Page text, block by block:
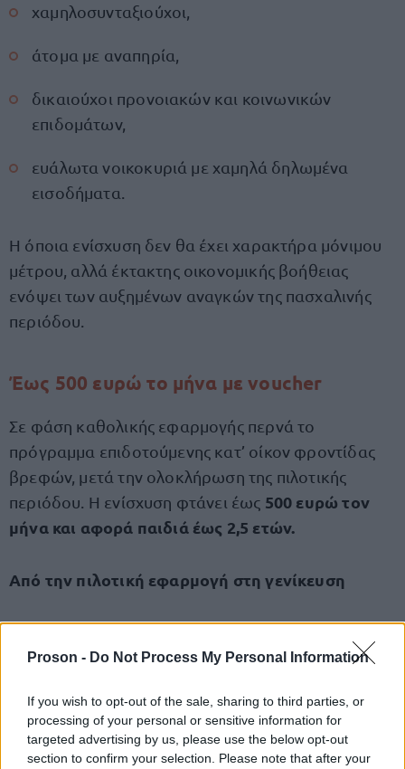
Proson - Do Not Process My Personal Information
If you wish to opt-out of the sale, sharing to third parties, or
processing of your personal or sensitive information for
targeted advertising by us, please use the below opt-out
section to confirm your selection. Please note that after your
χαμηλοσυνταξιούχοι,
άτομα με αναπηρία,
δικαιούχοι προνοιακών και κοινωνικών
επιδομάτων,
ευάλωτα νοικοκυριά με χαμηλά δηλωμένα
εισοδήματα.
Η όποια ενίσχυση δεν θα έχει χαρακτήρα μόνιμου
μέτρου, αλλά έκτακτης οικονομικής βοήθειας
ενόψει των αυξημένων αναγκών της πασχαλινής
περιόδου.
Έως 500 ευρώ το μήνα με voucher
Σε φάση καθολικής εφαρμογής περνά το
πρόγραμμα επιδοτούμενης κατ’ οίκον φροντίδας
βρεφών, μετά την ολοκλήρωση της πιλοτικής
περιόδου. Η ενίσχυση φτάνει έως 500 ευρώ τον
μήνα και αφορά παιδιά έως 2,5 ετών.
Από την πιλοτική εφαρμογή στη γενίκευση
λειτουργίας, το πρόγραμμα «Νταντάδες της
πιλοτική φάση εφαρμόστηκε σε62 δήμους, όπου
καταγράφηκαν 925 ενεργές συμβάσεις, στοιχείο
που – σύμφωνα με το αρμόδιο υπουργείο –